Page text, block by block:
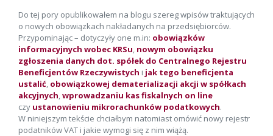
Do tej pory opublikowałem na blogu szereg wpisów traktujących
o nowych obowiązkach nakładanych na przedsiębiorców.
Przypominając – dotyczyły one m.in: obowiązków
informacyjnych wobec KRSu, nowym obowiązku
zgłoszenia danych dot. spółek do Centralnego Rejestru
Beneficjentów Rzeczywistych i jak tego beneficjenta
ustalić, obowiązkowej dematerializacji akcji w spółkach
akcyjnych,wprowadzaniu kas fiskalnych on line
czy ustanowieniu mikrorachunków podatkowych.
W niniejszym tekście chciałbym natomiast omówić nowy rejestr
podatników VAT i jakie wymogi się z nim wiążą.